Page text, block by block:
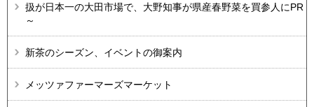
扱が日本一の大田市場で、大野知事が県産春野菜を買参人にPR
～
新茶のシーズン、イベントの御案内
メッツァファーマーズマーケット